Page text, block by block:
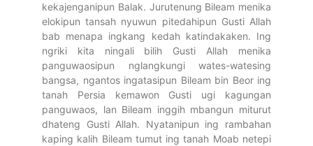
kekajenganipun Balak. Jurutenung Bileam menika
elokipun tansah nyuwun pitedahipun Gusti Allah
bab menapa ingkang kedah katindakaken. Ing
ngriki kita ningali bilih Gusti Allah menika
panguwaosipun nglangkungi wates-watesing
bangsa, ngantos ingatasipun Bileam bin Beor ing
tanah Persia kemawon Gusti ugi kagungan
panguwaos, lan Bileam inggih mbangun miturut
dhateng Gusti Allah. Nyatanipun ing rambahan
kaping kalih Bileam tumut ing tanah Moab netepi